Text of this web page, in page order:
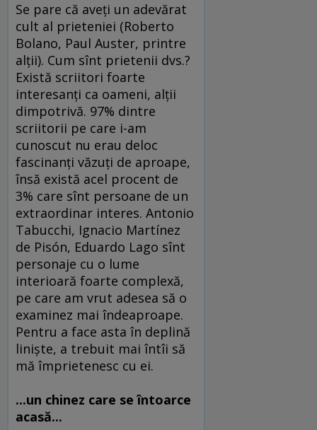
Se pare că aveţi un adevărat
cult al prieteniei (Roberto
Bolano, Paul Auster, printre
alţii). Cum sînt prietenii dvs.?
Există scriitori foarte
interesanţi ca oameni, alţii
dimpotrivă. 97% dintre
scriitorii pe care i-am
cunoscut nu erau deloc
fascinanţi văzuţi de aproape,
însă există acel procent de
3% care sînt persoane de un
extraordinar interes. Antonio
Tabucchi, Ignacio Martínez
de Pisón, Eduardo Lago sînt
personaje cu o lume
interioară foarte complexă,
pe care am vrut adesea să o
examinez mai îndeaproape.
Pentru a face asta în deplină
linişte, a trebuit mai întîi să
mă împrietenesc cu ei.
...un chinez care se întoarce
acasă...